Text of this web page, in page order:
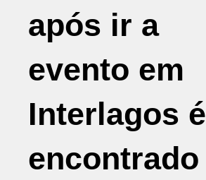
após ir a
evento em
Interlagos é
encontrado